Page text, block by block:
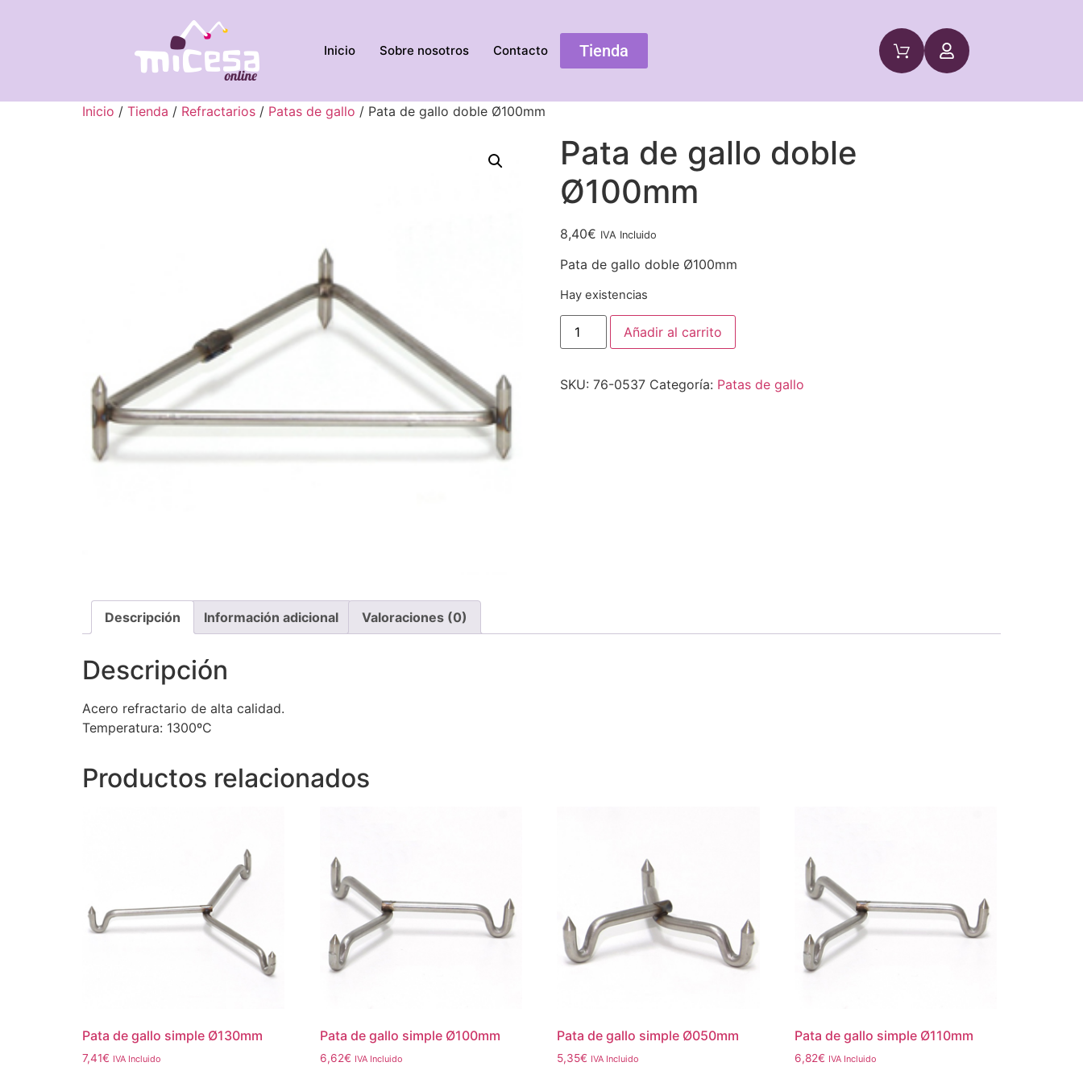
Inicio Sobre nosotros Contacto Tienda
Inicio / Tienda / Refractarios / Patas de gallo / Pata de gallo doble Ø100mm
Pata de gallo doble
Ø100mm
8,40€ IVA Incluido
Pata de gallo doble Ø100mm
Hay existencias
Añadir al carrito
SKU: 76-0537 Categoría: Patas de gallo
Descripción Información adicional Valoraciones (0)
Descripción
Acero refractario de alta calidad.
Temperatura: 1300ºC
Productos relacionados
Pata de gallo simple Ø130mm
7,41€ IVA Incluido
Pata de gallo simple Ø100mm
6,62€ IVA Incluido
Pata de gallo simple Ø050mm
5,35€ IVA Incluido
Pata de gallo simple Ø110mm
6,82€ IVA Incluido